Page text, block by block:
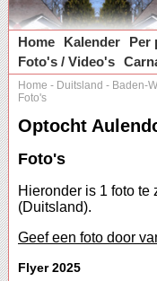
Home
Kalender Per
Foto's / Video's
Home - Duitsland - Baden-
Foto's
Optocht
Foto's
Hieronder is 1 foto te
(Duitsland).
Geef een foto door
Flyer 2025